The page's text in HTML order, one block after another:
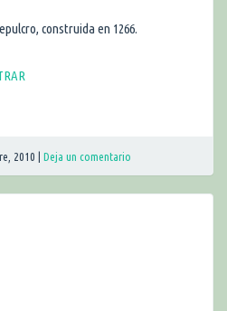
construida en 1266.
2010 Deja un comentario